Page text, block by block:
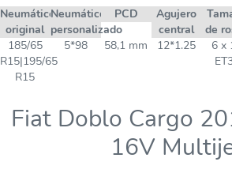
Neumático
original
Neumático
personalizado
PCD
Agujero
central
de
185/65
R15|195/65
R15
5*98 58,1 mm 12*1.25
6 x
Fiat Doblo Cargo
16V